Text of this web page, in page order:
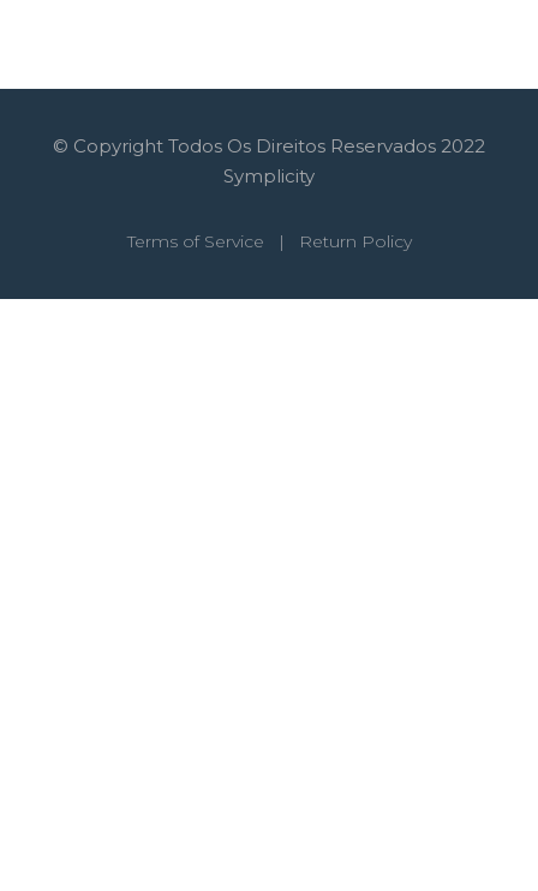
© Copyright Todos Os Direitos Reservados 2022
Symplicity
Terms of Service | Return Policy